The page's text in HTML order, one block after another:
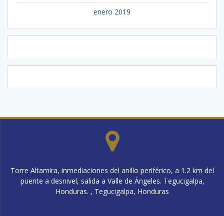
enero 2019
Torre Altamira, inmediaciones del anillo periférico, a 1.2 km del
puente a desnivel, salida a Valle de Ángeles. Tegucigalpa,
Honduras. , Tegucigalpa, Honduras